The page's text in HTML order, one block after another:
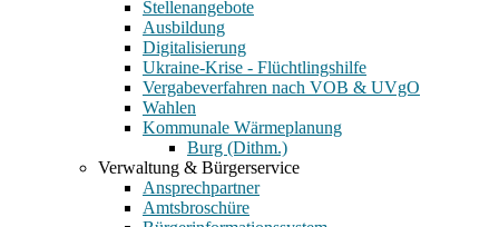
Stellenangebote
Ausbildung
Digitalisierung
Ukraine-Krise - Flüchtlingshilfe
Vergabeverfahren nach VOB & UVgO
Wahlen
Kommunale Wärmeplanung
Burg (Dithm.)
Verwaltung & Bürgerservice
Ansprechpartner
Amtsbroschüre